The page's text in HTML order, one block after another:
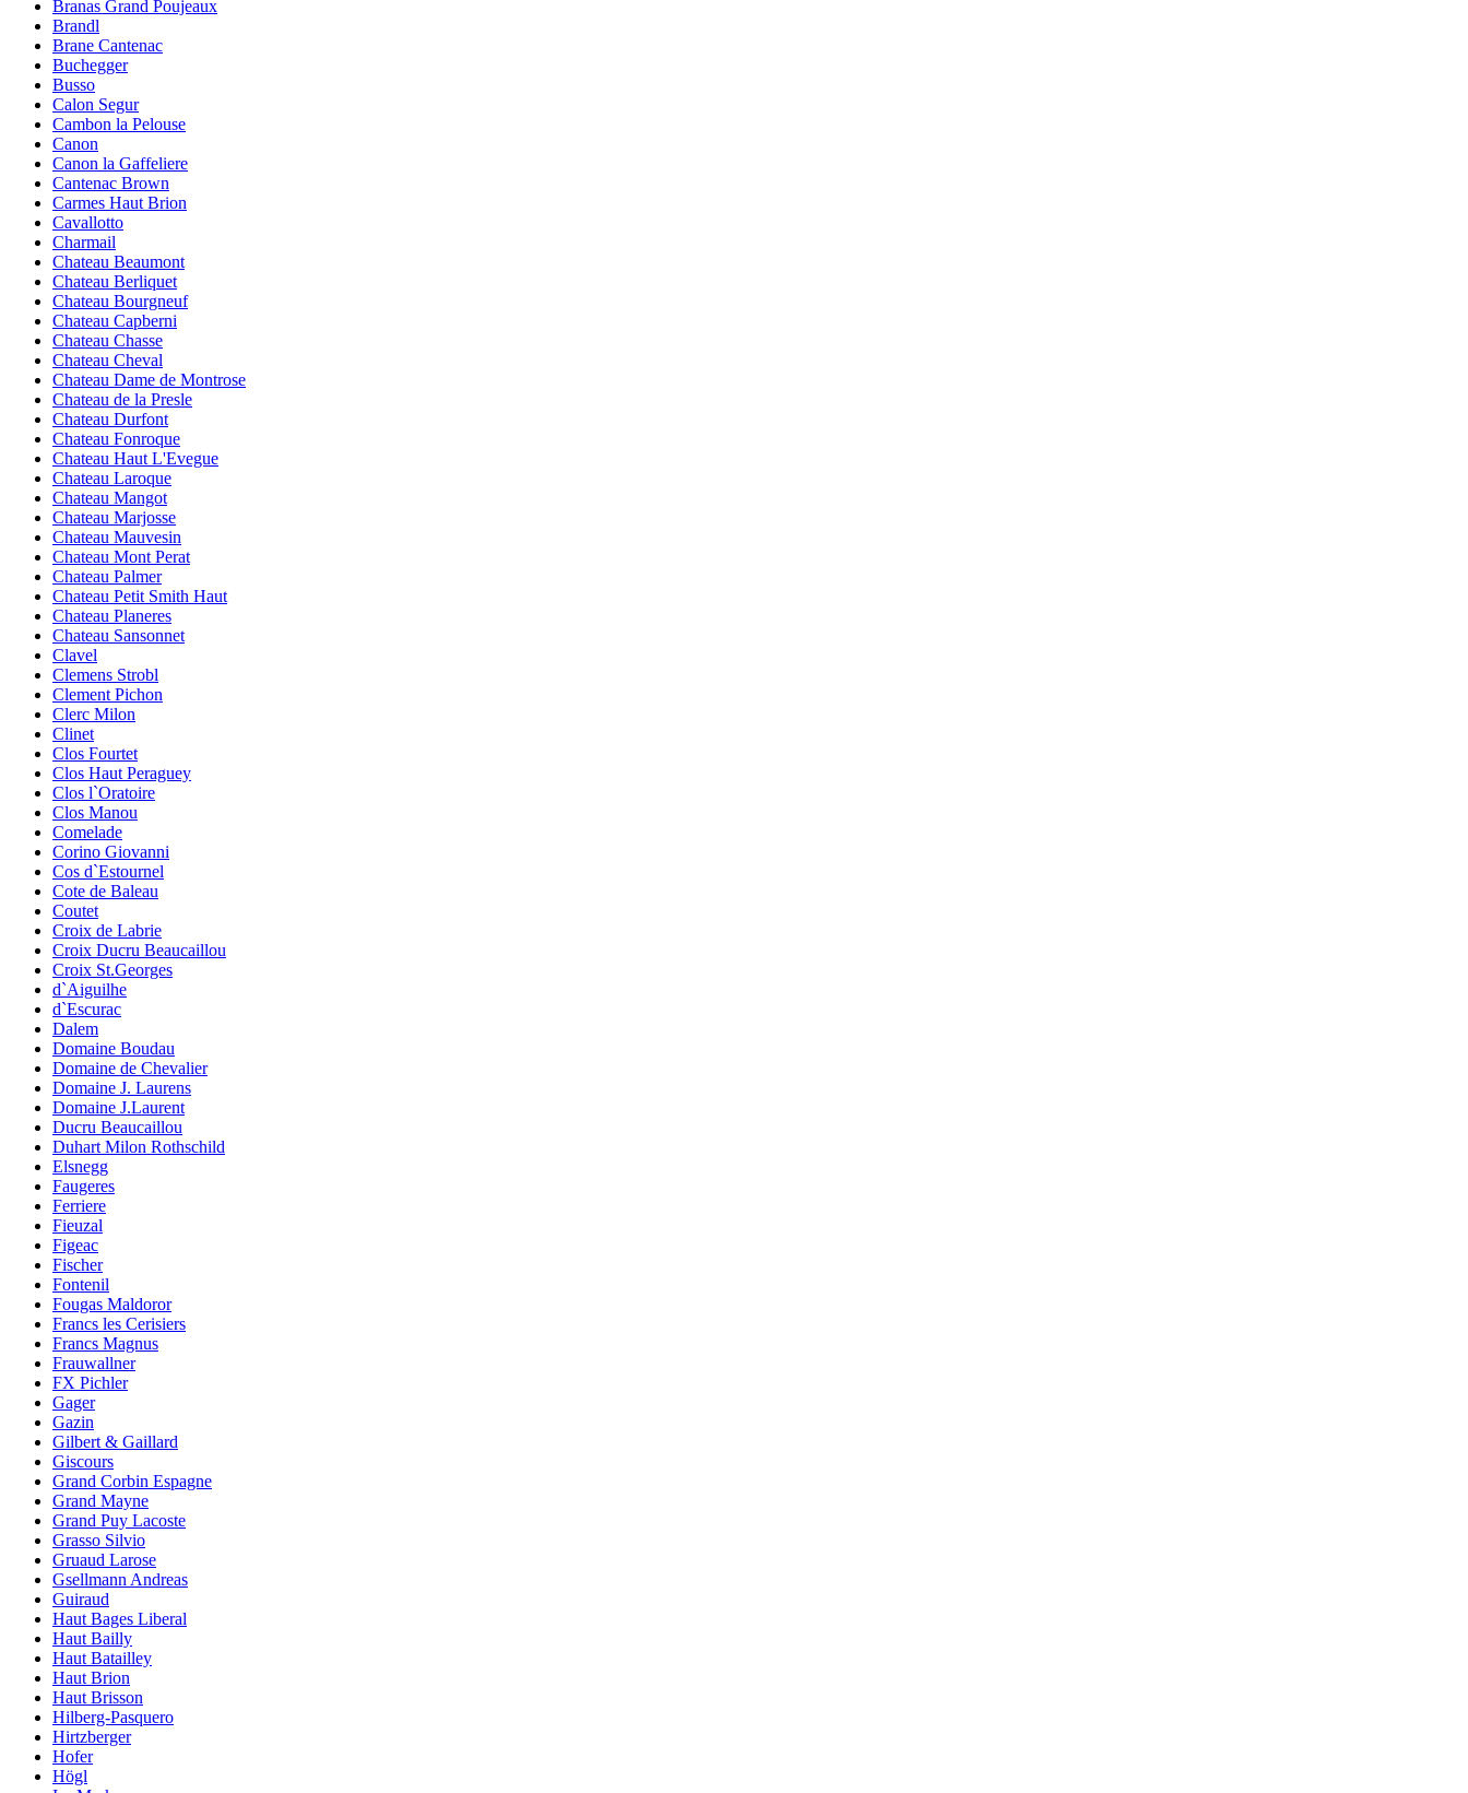
Branas Grand Poujeaux
Brandl
Brane Cantenac
Buchegger
Busso
Calon Segur
Cambon la Pelouse
Canon
Canon la Gaffeliere
Cantenac Brown
Carmes Haut Brion
Cavallotto
Charmail
Chateau Beaumont
Chateau Berliquet
Chateau Bourgneuf
Chateau Capberni
Chateau Chasse
Chateau Cheval
Chateau Dame de Montrose
Chateau de la Presle
Chateau Durfont
Chateau Fonroque
Chateau Haut L'Evegue
Chateau Laroque
Chateau Mangot
Chateau Marjosse
Chateau Mauvesin
Chateau Mont Perat
Chateau Palmer
Chateau Petit Smith Haut
Chateau Planeres
Chateau Sansonnet
Clavel
Clemens Strobl
Clement Pichon
Clerc Milon
Clinet
Clos Fourtet
Clos Haut Peraguey
Clos l`Oratoire
Clos Manou
Comelade
Corino Giovanni
Cos d`Estournel
Cote de Baleau
Coutet
Croix de Labrie
Croix Ducru Beaucaillou
Croix St.Georges
d`Aiguilhe
d`Escurac
Dalem
Domaine Boudau
Domaine de Chevalier
Domaine J. Laurens
Domaine J.Laurent
Ducru Beaucaillou
Duhart Milon Rothschild
Elsnegg
Faugeres
Ferriere
Fieuzal
Figeac
Fischer
Fontenil
Fougas Maldoror
Francs les Cerisiers
Francs Magnus
Frauwallner
FX Pichler
Gager
Gazin
Gilbert & Gaillard
Giscours
Grand Corbin Espagne
Grand Mayne
Grand Puy Lacoste
Grasso Silvio
Gruaud Larose
Gsellmann Andreas
Guiraud
Haut Bages Liberal
Haut Bailly
Haut Batailley
Haut Brion
Haut Brisson
Hilberg-Pasquero
Hirtzberger
Hofer
Högl